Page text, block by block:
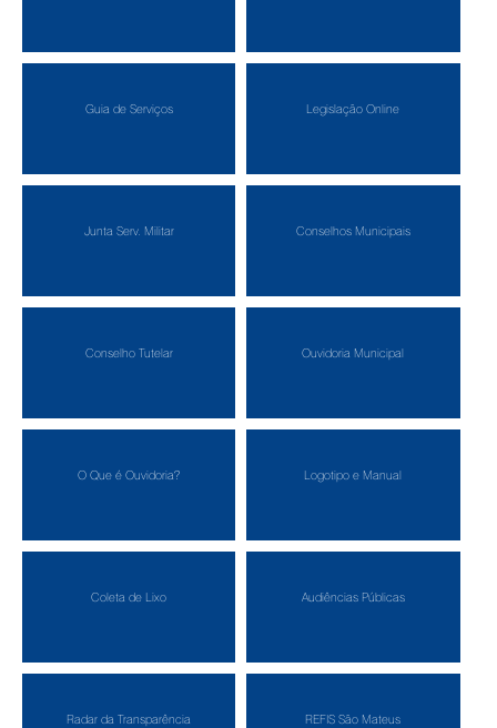
Guia de Serviços Legislação Online
Junta Serv. Militar Conselhos Municipais
Conselho Tutelar Ouvidoria Municipal
O Que é Ouvidoria? Logotipo e Manual
Coleta de Lixo Audiências Públicas
Radar da Transparência REFIS São Mateus